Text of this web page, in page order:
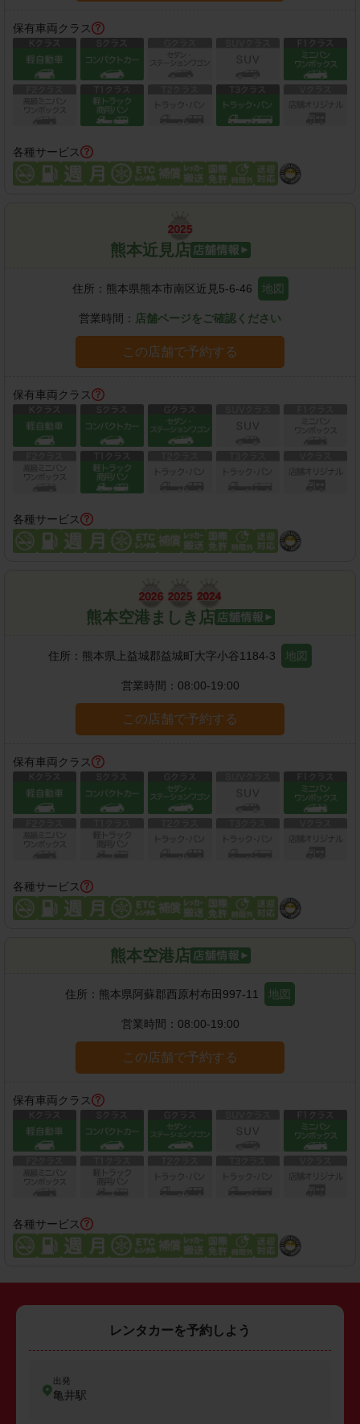
保有車両クラス
各種サービス
熊本近見店
住所： 熊本県熊本市南区近見5-6-46 地図
営業時間： 店舗ページをご確認ください
この店舗で予約する
保有車両クラス
各種サービス
熊本空港ましき店
住所： 熊本県上益城郡益城町大字小谷1184-3 地図
営業時間： 08:00-19:00
この店舗で予約する
保有車両クラス
各種サービス
熊本空港店
住所： 熊本県阿蘇郡西原村布田997-11 地図
営業時間： 08:00-19:00
この店舗で予約する
保有車両クラス
各種サービス
レンタカーを予約しよう
出発
亀井駅